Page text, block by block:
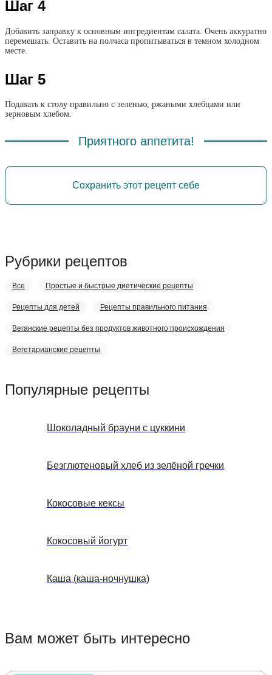
Шаг 4
Добавить заправку к основным ингредиентам салата. Очень аккуратно
перемешать. Оставить на полчаса пропитываться в темном холодном
месте.
Шаг 5
Подавать к столу правильно с зеленью, ржаными хлебцами или
зерновым хлебом.
Приятного аппетита!
Сохранить этот рецепт себе
Рубрики рецептов
Все Простые и быстрые диетические рецепты
Рецепты для детей Рецепты правильного питания
Веганские рецепты без продуктов животного происхождения
Вегетарианские рецепты
Популярные рецепты
Шоколадный брауни с цуккини
Безглютеновый хлеб из зелёной гречки
Кокосовые кексы
Кокосовый йогурт
Каша (каша-ночнушка)
Вам может быть интересно